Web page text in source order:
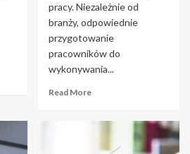
pracy. Niezależnie od
branży, odpowiednie
przygotowanie
pracowników do
wykonywania...
Read More